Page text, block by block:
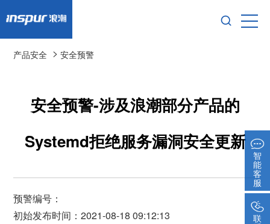
产品安全 >安全预警
安全预警-涉及浪潮部分产品的
Systemd拒绝服务漏洞安全更新
预警编号：
初始发布时间：2021-08-18 09:12:13
智
能
客
服
联